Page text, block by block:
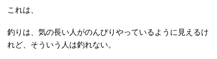
これは、
釣りは、気の長い人がのんびりやっているように見えるけ
れど、そういう人は釣れない。